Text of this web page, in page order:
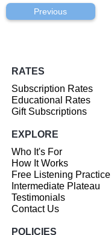
Previous
RATES
Subscription Rates
Educational Rates
Gift Subscriptions
EXPLORE
Who It's For
How It Works
Free Listening Practice
Intermediate Plateau
Testimonials
Contact Us
POLICIES